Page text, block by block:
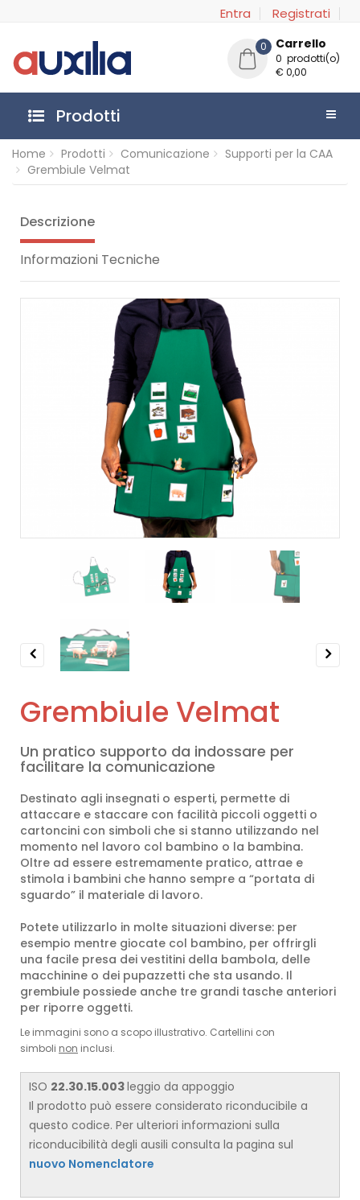
Entra Registrati
0 Carrello
0 prodotti(o)
€ 0,00
Prodotti
Home Prodotti Comunicazione
Supporti per la CAA
Grembiule Velmat
Descrizione
Informazioni Tecniche
Previous
Grembiule Velmat
Un pratico supporto da indossare per
facilitare la comunicazione
Destinato agli insegnati o esperti, permette di
attaccare e staccare con facilità piccoli oggetti o
cartoncini con simboli che si stanno utilizzando nel
momento nel lavoro col bambino o la bambina.
Oltre ad essere estremamente pratico, attrae e
stimola i bambini che hanno sempre a “portata di
sguardo” il materiale di lavoro.
Potete utilizzarlo in molte situazioni diverse: per
esempio mentre giocate col bambino, per offrirgli
una facile presa dei vestitini della bambola, delle
macchinine o dei pupazzetti che sta usando. Il
grembiule possiede anche tre grandi tasche anteriori
per riporre oggetti.
Le immagini sono a scopo illustrativo. Cartellini con
simboli non inclusi.
ISO 22.30.15.003leggio da appoggio
​Il prodotto può essere considerato riconducibile a
questo codice. Per ulteriori informazioni sulla
riconducibilità degli ausili consulta la pagina sul
nuovo Nomenclatore